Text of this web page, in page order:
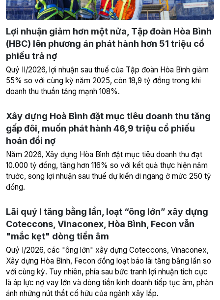
Lợi nhuận giảm hơn một nửa, Tập đoàn Hòa Bình
(HBC) lên phương án phát hành hơn 51 triệu cổ
phiếu trả nợ
Quý II/2026, lợi nhuận sau thuế của Tập đoàn Hòa Bình giảm
55% so với cùng kỳ năm 2025, còn 18,9 tỷ đồng trong khi
doanh thu thuần tăng mạnh 108%.
Xây dựng Hoà Bình đặt mục tiêu doanh thu tăng
gấp đôi, muốn phát hành 46,9 triệu cổ phiếu
hoán đổi nợ
Năm 2026, Xây dựng Hòa Bình đặt mục tiêu doanh thu đạt
10.000 tỷ đồng, tăng hơn 116% so với kết quả thực hiện năm
trước, song lợi nhuận sau thuế dự kiến đi ngang ở mức 250 tỷ
đồng.
Lãi quý I tăng bằng lần, loạt “ông lớn” xây dựng
Coteccons, Vinaconex, Hòa Bình, Fecon vẫn
"mắc kẹt" dòng tiền âm
Quý I/2026, các "ông lớn" xây dựng Coteccons, Vinaconex,
Xây dựng Hòa Bình, Fecon đồng loạt báo lãi tăng bằng lần so
với cùng kỳ. Tuy nhiên, phía sau bức tranh lợi nhuận tích cực
là áp lực nợ vay lớn và dòng tiền kinh doanh tiếp tục âm, phản
ánh những nút thắt cố hữu của ngành xây lắp.